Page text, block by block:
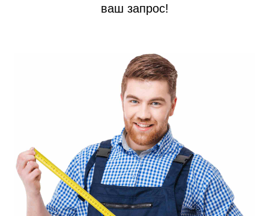
ваш запрос!
+7 (913) 031 41 21
Наши работы
Тамбурные двери